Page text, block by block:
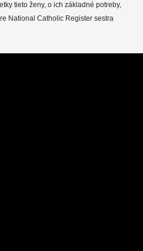
tieto ženy, o ich základné potreby,
National Catholic Register sestra